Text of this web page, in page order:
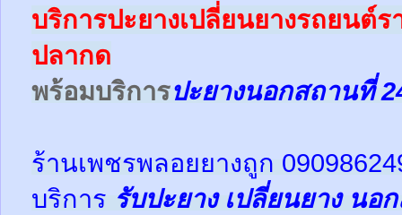
บริการปะยางเปลี่ยนยางรถยนต์
ปลากด
พร้อมบริการปะยางนอกสถานที่
ร้านเพชรพลอยยางถูก
บริการ รับปะยาง เปลี่ยนยาง นอ